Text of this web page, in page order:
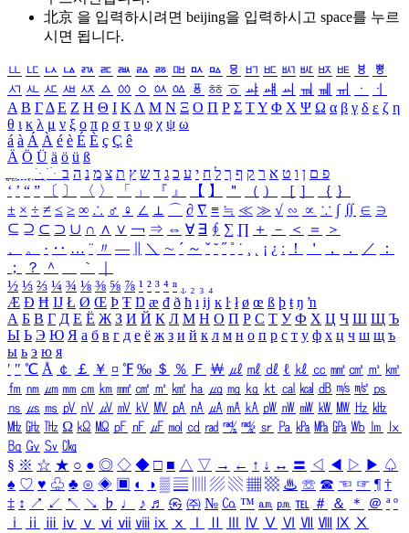
北京 을 입력하시려면 beijing을 입력하시고 space를 누르
시면 됩니다.
ㅥ ㅦ ㅧ ㅨ ㅩ ㅪ ㅫ ㅬ ㅭ ㅮ ㅯ ㅰ ㅱ ㅲ ㅳ ㅴ ㅵ ㅶ ㅷ ㅸ
ㅹ
ㅺ ㅻ ㅼ ㅽ ㅾ ㅿ ㆀ ㆁ ㆂ ㆃ ㆄ ㆅ ㆆ ㆇ ㆈ ㆉ ㆊ ㆋ ㆌ ㆍ
ㆎ
Α Β ΓΔ Ε Ζ Η Θ Ι ΚΛ Μ Ν Ξ Ο Π Ρ Σ ΤΥ Φ Χ Ψ Ω α β γ δ ε ζ η
θ ι κ λ μ ν ξ ο π ρ σ τ υ φ χ ψ ω
á à Á À é è É È ç Ç ê
Ä Ö Ü ä ö ü ß
ִֶֹ ֻּ ׁׂ פ ם ן ו ט א ר ק ף ך ל ח י ע כ ג ד ש ץ ת צ מ נ ה ב
‘ ’ “ ” 〔 〕 〈 〉 「 」 『 』 【 】 ＂ （ ） ［ ］ ｛ ｝
± × ÷ ≠ ≤ ≥ ∞ ∴ ♂ ♀ ∠ ⊥ ⌒ ∂ ∇ ≡ ≒ ≪ ≫ √ ∽ ∝ ∵ ∫ ∬ ∈ ∋
⊆ ⊇ ⊂ ⊃ ∪ ∩ ∧ ∨ ￢ ⇒ ⇔ ∀ ∃ ∮ ∑ ∏ ＋ － ＜ ＝
＞
、
。 · ‥ … ¨ 〃 ― ＼ ∼ ´ ～ ˇ ˘ ˝ ˚ ˙ ¸ ¡ ¿ ː ！ ＇ ， ． ／
：
；
？ ＾ ｀
½ ⅓ ⅔ ¼ ¾ ⅛ ⅜ ⅝ ⅞ ¹ ² ³ ⁴ ⁿ ₁ ₂ ₃ ₄
Æ Ð Ħ Ĳ Ł Ø Œ Þ Ŧ Ŋ æ đ ð ħ ı ĳ ĸ ŀ ł ø œ ß þ ŧ ŋ ŉ
А Б В Г Д Е Ё Ж З И Й К Л М Н О П Р С Т У Ф Х Ц Ч Ш Щ Ъ
Ы Ь Э Ю Я а б в г д е ё ж з и й к л м н о п р с т у ф х ц ч ш щ ъ
ы ь э ю я
′ ″ ℃ Å ￠ ￡ ￥ ¤ ℉ ‰ ＄ ％ Ｆ ￦ ㎕ ㎖ ㎗ ℓ ㎘ ㏄ ㎣ ㎤ ㎥ ㎦
㎙ ㎚ ㎛ ㎜ ㎝ ㎞ ㎟ ㎠ ㎡ ㎢ ㏊ ㎍ ㎎ ㎏ ㏏ ㎈ ㎉ ㏈ ㎧ ㎨ ㎰
㎱ ㎲ ㎳ ㎴ ㎵ ㎶ ㎷ ㎸ ㎹ ㎀ ㎁ ㎂ ㎃ ㎄ ㎺ ㎻ ㎽ ㎾ ㎿ ㎐ ㎑
㎒ ㎓ ㎔ Ω ㏀ ㏁ ㎊ ㎋ ㎌ ㏖ ㏅ ㎭ ㎮ ㎯ ㏛ ㎩ ㎪ ㎫ ㎬ ㏝ ㏐
㏓
㏃ ㏉ ㏜ ㏆
§ ※ ☆ ★ ○ ● ◎ ◇ ◆ □ ■ △ ▽ → ← ↑ ↓ ↔ 〓 ◁ ◀ ▷ ▶ ♤
♠ ♡ ♥ ♧ ♣ ⊙ ◈ ▣ ◐ ◑ ▒ ▤ ▨ ▧ ▦ ▩ ♨ ☏ ☎ ☜ ☞ ¶ †
‡ ↕ ↗ ↙ ↖ ↘ ♭ ♩ ♪ ♬ ㉿ ㈜ № ㏇ ™ ㏂ ㏘ ℡ ＃ ＆ ＊ ＠ ª º
ⅰ
ⅱ ⅲ ⅳ ⅴ ⅵ ⅶ ⅷ ⅸ ⅹ Ⅳ Ⅴ Ⅵ Ⅶ Ⅷ Ⅸ Ⅹ